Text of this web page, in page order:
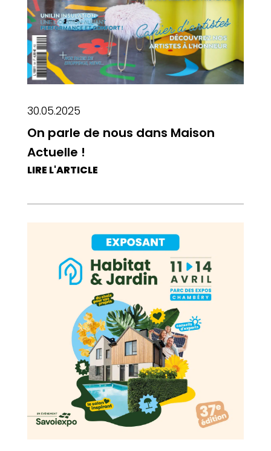
30.05.2025
On parle de nous dans Maison
Actuelle !
LIRE L'ARTICLE